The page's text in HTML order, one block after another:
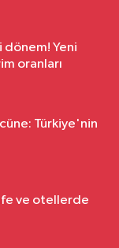
dönem! Yeni
oranları
Türkiye'nin
ve otellerde